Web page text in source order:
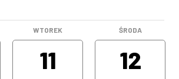
WTOREK
11
ŚRODA
12